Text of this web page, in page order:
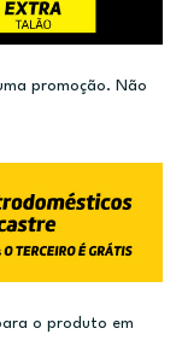
promoção. Não
o produto em